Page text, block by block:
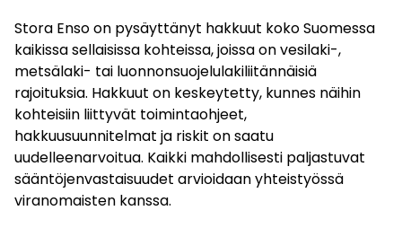
Stora Enso on pysäyttänyt hakkuut koko Suomessa
kaikissa sellaisissa kohteissa, joissa on vesilaki-,
metsälaki- tai luonnonsuojelulakiliitännäisiä
rajoituksia. Hakkuut on keskeytetty, kunnes näihin
kohteisiin liittyvät toimintaohjeet,
hakkuusuunnitelmat ja riskit on saatu
uudelleenarvoitua. Kaikki mahdollisesti paljastuvat
sääntöjenvastaisuudet arvioidaan yhteistyössä
viranomaisten kanssa.